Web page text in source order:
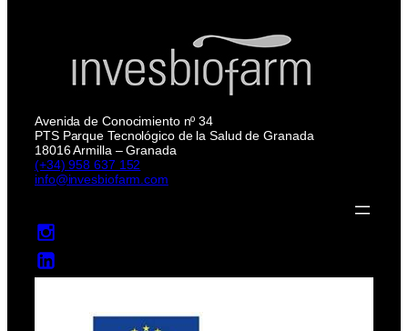
Avenida de Conocimiento nº 34
PTS Parque Tecnológico de la Salud de Granada
18016 Armilla – Granada
(+34) 958 637 152
info@invesbiofarm.com